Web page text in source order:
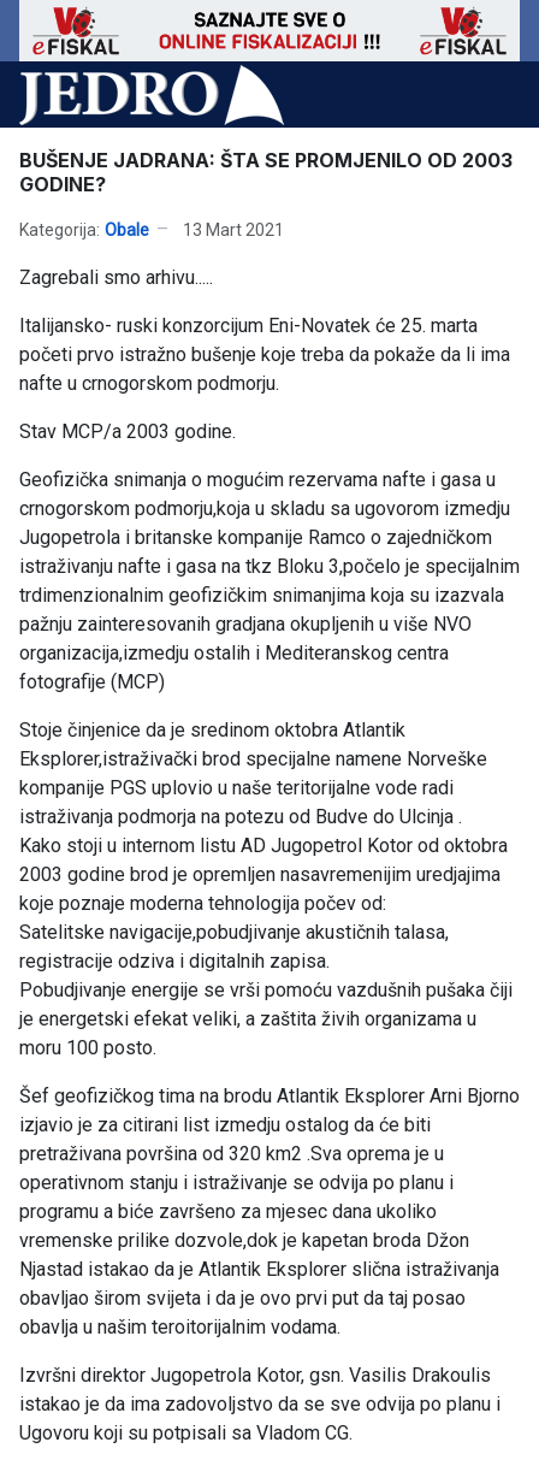
BUŠENJE JADRANA: ŠTA SE PROMJENILO OD 2003
GODINE?
Kategorija: Obale 13 Mart 2021
Zagrebali smo arhivu.....
Italijansko- ruski konzorcijum Eni-Novatek će 25. marta
početi prvo istražno bušenje koje treba da pokaže da li ima
nafte u crnogorskom podmorju.
Stav MCP/a 2003 godine.
Geofizička snimanja o mogućim rezervama nafte i gasa u
crnogorskom podmorju,koja u skladu sa ugovorom izmedju
Jugopetrola i britanske kompanije Ramco o zajedničkom
istraživanju nafte i gasa na tkz Bloku 3,počelo je specijalnim
trdimenzionalnim geofizičkim snimanjima koja su izazvala
pažnju zainteresovanih gradjana okupljenih u više NVO
organizacija,izmedju ostalih i Mediteranskog centra
fotografije (MCP)
Stoje činjenice da je sredinom oktobra Atlantik
Eksplorer,istraživački brod specijalne namene Norveške
kompanije PGS uplovio u naše teritorijalne vode radi
istraživanja podmorja na potezu od Budve do Ulcinja .
Kako stoji u internom listu AD Jugopetrol Kotor od oktobra
2003 godine brod je opremljen nasavremenijim uredjajima
koje poznaje moderna tehnologija počev od:
Satelitske navigacije,pobudjivanje akustičnih talasa,
registracije odziva i digitalnih zapisa.
Pobudjivanje energije se vrši pomoću vazdušnih pušaka čiji
je energetski efekat veliki, a zaštita živih organizama u
moru 100 posto.
Šef geofizičkog tima na brodu Atlantik Eksplorer Arni Bjorno
izjavio je za citirani list izmedju ostalog da će biti
pretraživana površina od 320 km2 .Sva oprema je u
operativnom stanju i istraživanje se odvija po planu i
programu a biće završeno za mjesec dana ukoliko
vremenske prilike dozvole,dok je kapetan broda Džon
Njastad istakao da je Atlantik Eksplorer slična istraživanja
obavljao širom svijeta i da je ovo prvi put da taj posao
obavlja u našim teroitorijalnim vodama.
Izvršni direktor Jugopetrola Kotor, gsn. Vasilis Drakoulis
istakao je da ima zadovoljstvo da se sve odvija po planu i
Ugovoru koji su potpisali sa Vladom CG.